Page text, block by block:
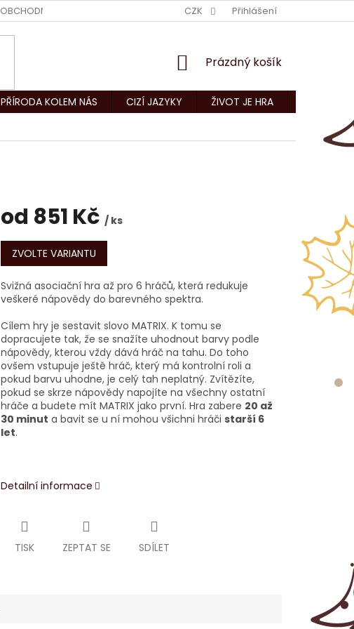
OBCHODNÍ PODMÍNKY CZK Přihlášení
NÁKUPNÍ
Prázdný košík
PŘÍRODA KOLEM NÁS CIZÍ JAZYKY ŽIVOT JE HRA
od 851 Kč / ks
Měrná
cena:
ZVOLTE VARIANTU
Svižná asociační hra až pro 6 hráčů, která redukuje
veškeré nápovědy do barevného spektra.
Cílem hry je sestavit slovo MATRIX. K tomu se
dopracujete tak, že se snažíte uhodnout barvy podle
nápovědy, kterou vždy dává hráč na tahu. Do toho
ovšem vstupuje ještě hráč, který má kontrolní roli a
pokud barvu uhodne, je celý tah neplatný. Zvítězíte,
pokud se skrze nápovědy napojíte na všechny ostatní
hráče a budete mít MATRIX jako první. Hra zabere 20 až
30 minut a bavit se u ní mohou všichni hráči starší 6
let.
Detailní informace
TISK ZEPTAT SE SDÍLET